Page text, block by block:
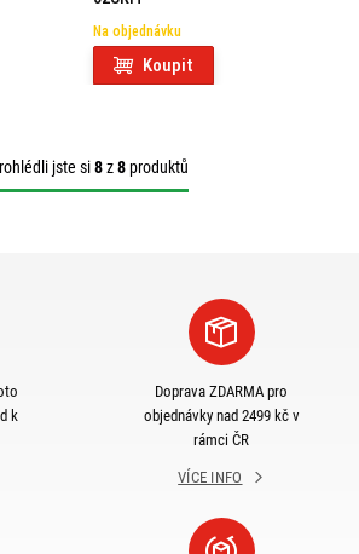
Na objednávku
Koupit
jste si8z8produktů
k
Doprava ZDARMA pro
objednávky nad 2499 kč v
rámci ČR
VÍCE INFO